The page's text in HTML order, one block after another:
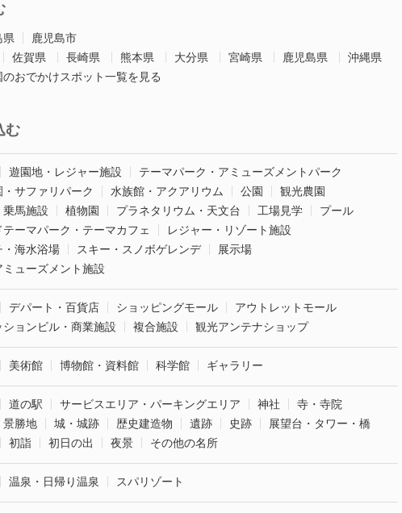
県
鹿児島市
佐賀県 長崎県 熊本県 大分県 宮崎県 鹿児島県
沖縄県
おでかけスポット一覧を見る
む
遊園地・レジャー施設
テーマパーク・アミューズメントパーク
・サファリパーク
水族館・アクアリウム 公園
観光農園
乗馬施設
植物園 プラネタリウム・天文台 工場見学
プール
テーマパーク・テーマカフェ
レジャー・リゾート施設
・海水浴場
スキー・スノボゲレンデ
展示場
ミューズメント施設
デパート・百貨店 ショッピングモール
アウトレットモール
ションビル・商業施設
複合施設 観光アンテナショップ
美術館 博物館・資料館 科学館 ギャラリー
道の駅 サービスエリア・パーキングエリア 神社
寺・寺院
景勝地
城・城跡 歴史建造物 遺跡 史跡
展望台・タワー・橋
初詣 初日の出 夜景 その他の名所
温泉・日帰り温泉 スパリゾート